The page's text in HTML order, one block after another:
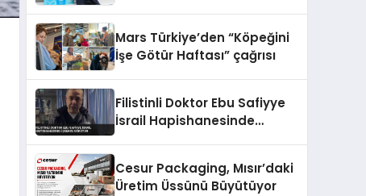
Mars Türkiye’den “Köpeğini
İşe Götür Haftası” çağrısı
Filistinli Doktor Ebu Safiyye
İsrail Hapishanesinde
Cesur Packaging, Mısır’daki
Üretim Üssünü Büyütüyor